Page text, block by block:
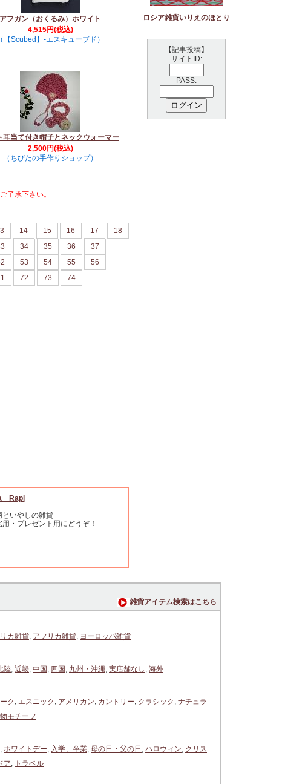
アフガン（おくるみ）ホワイト
4,515円(税込)
（【Scubed】-エスキューブド）
耳当て付き帽子とネックウォーマー
2,500円(税込)
（ちびたの手作りショップ）
了承下さい。
14 15 16 17
18
34 35 36
37
53 54 55
56
72 73 74
Rapi
といやしの雑貨
用・プレゼント用にどうぞ！
ロシア雑貨いりえのほとり
【記事投稿】
サイトID:
PASS:
雑貨アイテム検索はこちら
カ雑貨, アフリカ雑貨, ヨーロッパ雑貨
陸, 近畿, 中国 , 四国 , 九州・沖縄, 実店舗なし , 海外
ク , エスニック , アメリカン, カントリー, クラシック , ナチュラ
モチーフ
, ホワイトデー, 入学、卒業, 母の日・父の日 , ハロウィン, クリス
ア, トラベル